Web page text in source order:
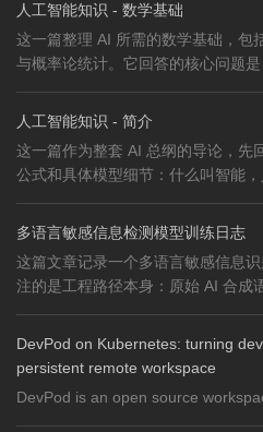
人工智能知识 - 数学基础
这一篇整理 AI 所需的数学基础，包
与概率论统计。它回答的核心问题
人工智能知识 - 简介
这一篇作为整套 AI 总纲的导论，先
公式和具体模型细节：什么叫智能
多语言敏感信息检测模型训练日志
这篇文章记录一个多语言敏感信息
注的是工程路径本身：原始 AI 合成
DevPod on Kubernetes: turning
persistent remote workspace
DevPod is an open source